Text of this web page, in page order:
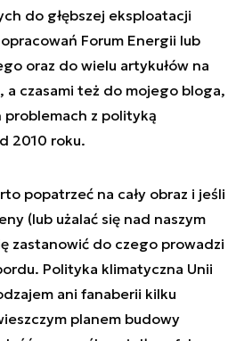
do głębszej eksploatacji
Forum Energii lub
oraz do wielu artykułów na
czasami też do mojego bloga,
z polityką
2010 roku.
popatrzeć na cały obraz i jeśli
(lub użalać się nad naszym
zastanowić do czego prowadzi
Polityka klimatyczna Unii
ani fanaberii kilku
planem budowy